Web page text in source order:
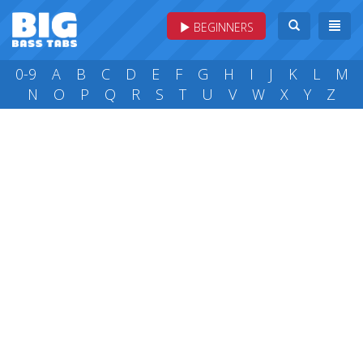
BEGINNERS
0-9 A B C D E F G H I J K L
M
N
O P Q R S T U V W X Y Z